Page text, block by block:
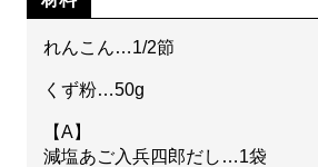
れんこん…1/2節
くず粉…50g
【A】
減塩あご入兵四郎だし…1袋